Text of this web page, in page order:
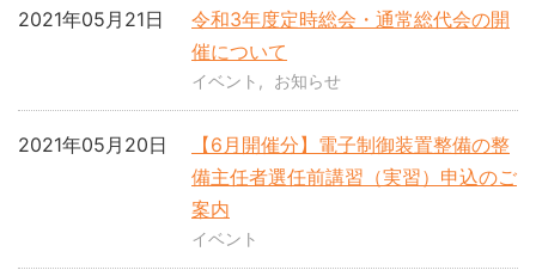
令和3年度定時総会・通常総代会の開
催について
2021年05月21日
イベント お知らせ
【6月開催分】電子制御装置整備の整
備主任者選任前講習（実習）申込のご
案内
2021年05月20日
イベント